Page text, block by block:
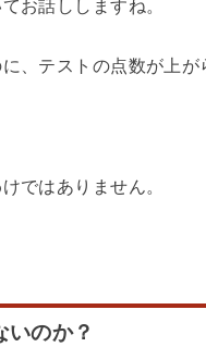
お話ししますね。
、テストの点数が上が
ではありません。
いのか？